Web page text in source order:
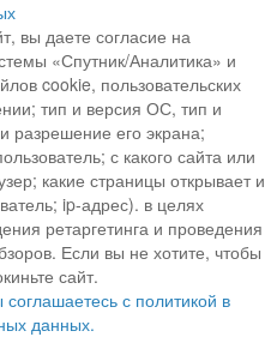
вы даете согласие на
«Спутник/Аналитика» и
cookie, пользовательских
тип и версия ОС, тип и
разрешение его экрана;
с какого сайта или
какие страницы открывает и
ip-адрес). в целях
ретаргетинга и проведения
Если вы не хотите, чтобы
сайт.
с политикой в
данных.